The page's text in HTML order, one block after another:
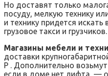
Но доставят только
посуду, мелкую технику
и технику придется
грузовое такси и грузчиков.
Магазины мебели и
доставки
Р . Дополнительно
если в доме нет лифта, —